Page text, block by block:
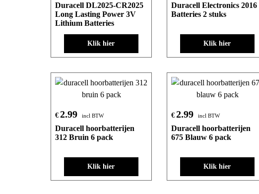
Duracell DL2025-CR2025
Long Lasting Power 3V
Lithium Batteries
Klik hier
Duracell Electronics 2016
Batteries 2 stuks
Klik hier
€ 2.99 incl BTW
Duracell hoorbatterijen
312 Bruin 6 pack
Klik hier
€ 2.99 incl BTW
Duracell hoorbatterijen
675 Blauw 6 pack
Klik hier